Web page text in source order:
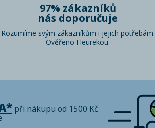
97% zákazníků
nás doporučuje
Rozumíme svým zákazníkům i jejich potřebám.
Ověřeno Heurekou.
při nákupu od 1500 Kč